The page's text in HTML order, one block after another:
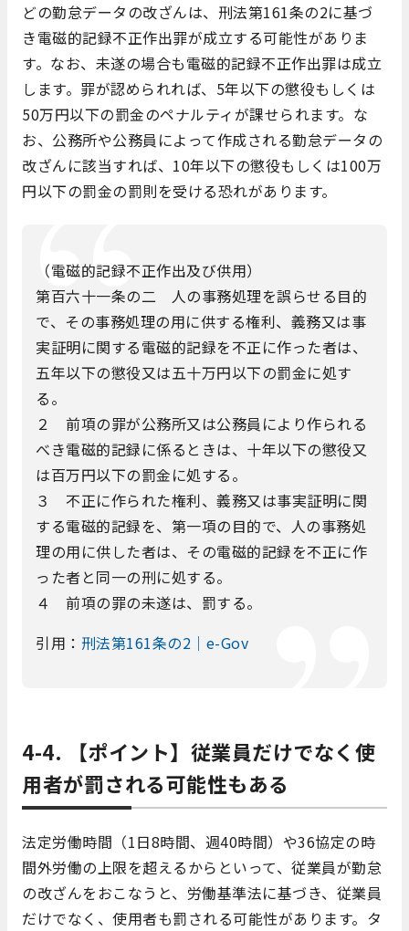
どの勤怠データの改ざんは、刑法第161条の2に基づ
き電磁的記録不正作出罪が成立する可能性がありま
す。なお、未遂の場合も電磁的記録不正作出罪は成立
します。罪が認められれば、5年以下の懲役もしくは
50万円以下の罰金のペナルティが課せられます。な
お、公務所や公務員によって作成される勤怠データの
改ざんに該当すれば、10年以下の懲役もしくは100万
円以下の罰金の罰則を受ける恐れがあります。
（電磁的記録不正作出及び供用）
第百六十一条の二 人の事務処理を誤らせる目的
で、その事務処理の用に供する権利、義務又は事
実証明に関する電磁的記録を不正に作った者は、
五年以下の懲役又は五十万円以下の罰金に処す
る。
２ 前項の罪が公務所又は公務員により作られる
べき電磁的記録に係るときは、十年以下の懲役又
は百万円以下の罰金に処する。
３ 不正に作られた権利、義務又は事実証明に関
する電磁的記録を、第一項の目的で、人の事務処
理の用に供した者は、その電磁的記録を不正に作
った者と同一の刑に処する。
４ 前項の罪の未遂は、罰する。
引用： 刑法第161条の2｜e-Gov
4-4. 【ポイント】従業員だけでなく使
用者が罰される可能性もある
法定労働時間（1日8時間、週40時間）や36協定の時
間外労働の上限を超えるからといって、従業員が勤怠
の改ざんをおこなうと、労働基準法に基づき、従業員
だけでなく、使用者も罰される可能性があります。タ